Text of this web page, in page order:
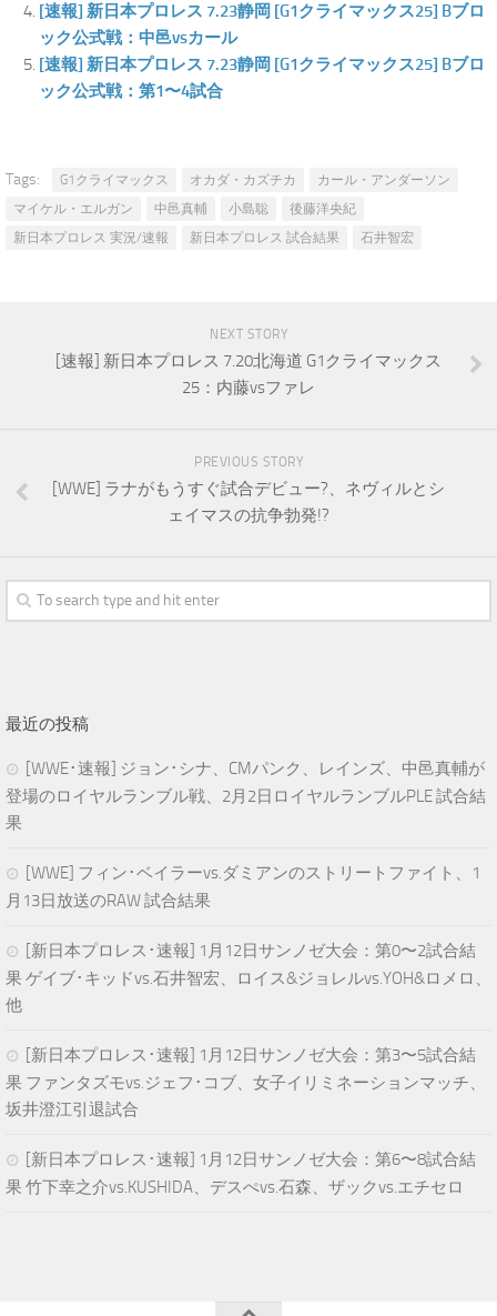
[速報] 新日本プロレス 7.23静岡 [G1クライマックス25] Bブロ
ック公式戦：中邑vsカール
[速報] 新日本プロレス 7.23静岡 [G1クライマックス25] Bブロ
ック公式戦：第1〜4試合
Tags: G1クライマックス オカダ・カズチカ
カール・アンダーソン
マイケル・エルガン
中邑真輔 小島聡
後藤洋央紀
新日本プロレス 実況/速報
新日本プロレス 試合結果 石井智宏
NEXT STORY
[速報] 新日本プロレス 7.20北海道 G1クライマックス
25：内藤vsファレ
PREVIOUS STORY
[WWE] ラナがもうすぐ試合デビュー?、ネヴィルとシ
ェイマスの抗争勃発!?
最近の投稿
[WWE･速報] ジョン･シナ、CMパンク、レインズ、中邑真輔が
登場のロイヤルランブル戦、2月2日ロイヤルランブルPLE 試合結
果
[WWE] フィン･ベイラーvs.ダミアンのストリートファイト、1
月13日放送のRAW 試合結果
[新日本プロレス･速報] 1月12日サンノゼ大会：第0〜2試合結
果 ゲイブ･キッドvs.石井智宏、ロイス&ジョレルvs.YOH&ロメロ、
他
[新日本プロレス･速報] 1月12日サンノゼ大会：第3〜5試合結
果 ファンタズモvs.ジェフ･コブ、女子イリミネーションマッチ、
坂井澄江引退試合
[新日本プロレス･速報] 1月12日サンノゼ大会：第6〜8試合結
果 竹下幸之介vs.KUSHIDA、デスぺvs.石森、ザックvs.エチセロ